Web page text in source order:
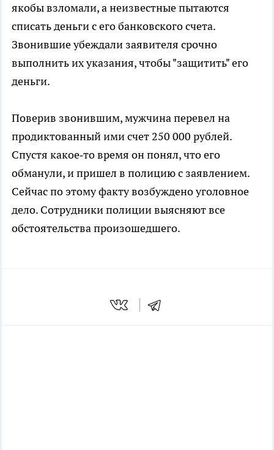
якобы взломали, а неизвестные пытаются
списать деньги с его банковского счета.
Звонившие убеждали заявителя срочно
выполнить их указания, чтобы "защитить" его
деньги.
Поверив звонившим, мужчина перевел на
продиктованный ими счет 250 000 рублей.
Спустя какое‑то время он понял, что его
обманули, и пришел в полицию с заявлением.
Сейчас по этому факту возбуждено уголовное
дело. Сотрудники полиции выясняют все
обстоятельства произошедшего.